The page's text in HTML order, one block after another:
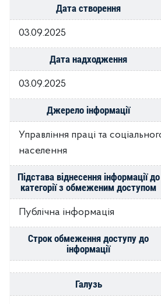
Дата створення
03.09.2025
Дата надходження
03.09.2025
Джерело інформації
Управління праці та
населення
Підстава віднесення інформації до
категорії з обмеженим доступом
Публічна інформація
Строк обмеження доступу до
інформації
Галузь